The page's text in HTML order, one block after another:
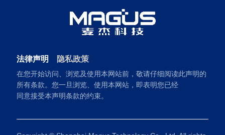
法律声明 隐私政策
在您开始访问、浏览及使用本网站前，敬请仔细阅读此声明的
所有条款。您一旦浏览、使用本网站，即表明您已经
同意接受本声明条款的约束。